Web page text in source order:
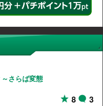
さらば変態
8 3